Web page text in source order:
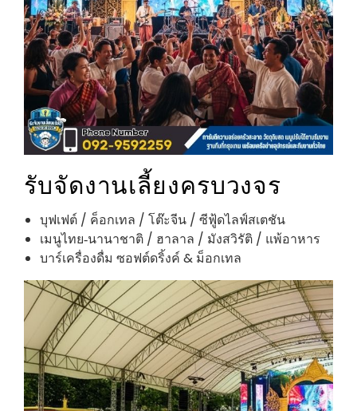
รับจัดงานเลี้ยงครบวงจร
บุฟเฟต์ / ค็อกเทล / โต๊ะจีน / ซีฟู้ดไลฟ์สเตชัน
เมนูไทย‑นานาชาติ / ฮาลาล / มังสวิรัติ / แพ้อาหาร
บาร์เครื่องดื่ม ซอฟต์ดริ้งค์ & ม็อกเทล